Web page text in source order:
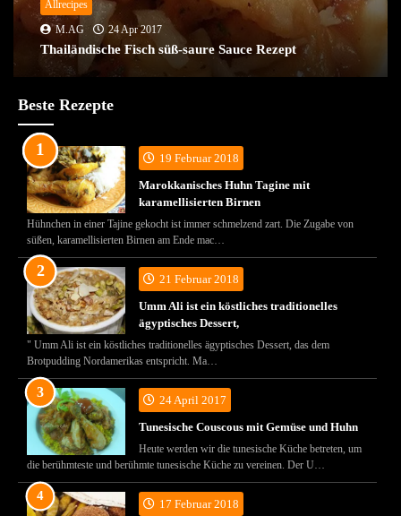
Allrecipes
M.AG
24 Apr 2017
Thailändische Fisch süß-saure Sauce Rezept
Beste Rezepte
19 Februar 2018
Marokkanisches Huhn Tagine mit
karamellisierten Birnen
Hühnchen in einer Tajine gekocht ist immer schmelzend zart. Die Zugabe von
süßen, karamellisierten Birnen am Ende mac…
21 Februar 2018
Umm Ali ist ein köstliches traditionelles
ägyptisches Dessert,
" Umm Ali ist ein köstliches traditionelles ägyptisches Dessert, das dem
Brotpudding Nordamerikas entspricht. Ma…
24 April 2017
Tunesische Couscous mit Gemüse und Huhn
Heute werden wir die tunesische Küche betreten, um
die berühmteste und berühmte tunesische Küche zu vereinen. Der U…
17 Februar 2018